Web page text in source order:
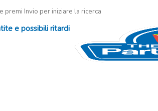
premi Invio per iniziare la ricerca
e possibili ritardi